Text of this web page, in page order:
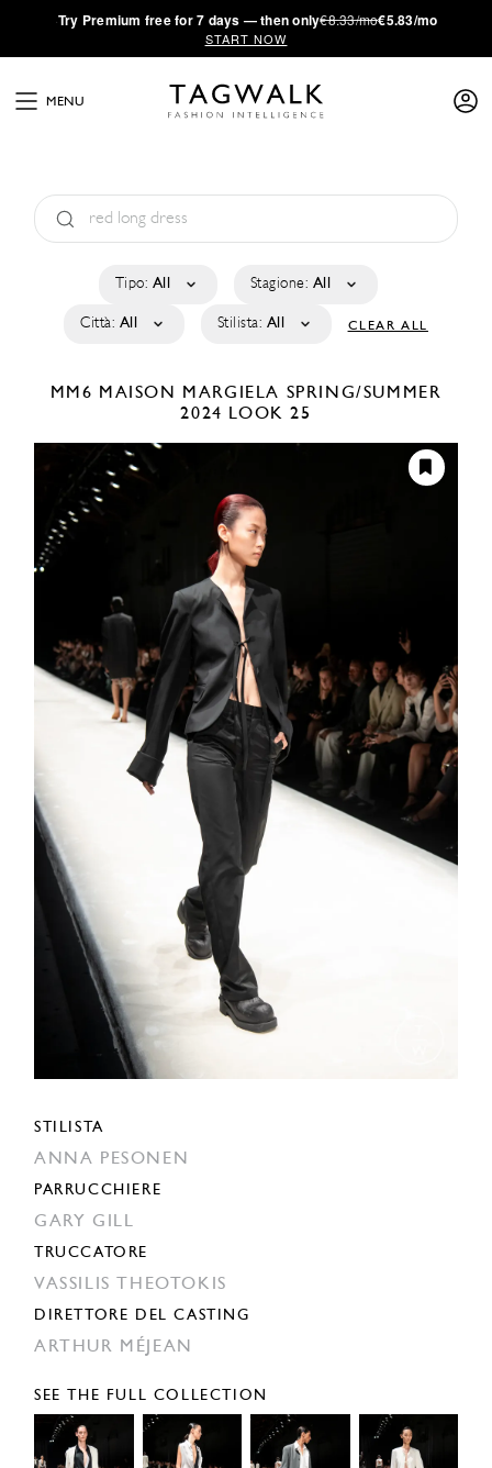
·Try Premium free for 7 days — then only€8.33/mo€5.83/mo
START NOW
MENU
Tipo: All Stagione: All
Città: All Stilista: All CLEAR ALL
MM6 MAISON MARGIELA SPRING/SUMMER
2024 LOOK 25
STILISTA
ANNA PESONEN
PARRUCCHIERE
GARY GILL
TRUCCATORE
VASSILIS THEOTOKIS
DIRETTORE DEL CASTING
ARTHUR MÉJEAN
SEE THE FULL COLLECTION